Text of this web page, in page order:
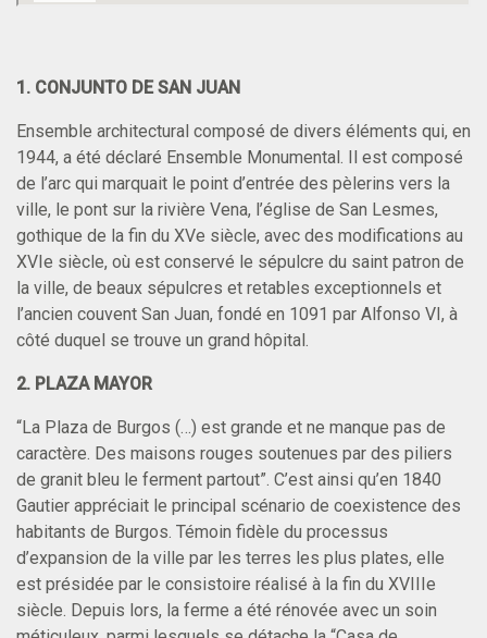
1. CONJUNTO DE SAN JUAN
Ensemble architectural composé de divers éléments qui, en
1944, a été déclaré Ensemble Monumental. Il est composé
de l’arc qui marquait le point d’entrée des pèlerins vers la
ville, le pont sur la rivière Vena, l’église de San Lesmes,
gothique de la fin du XVe siècle, avec des modifications au
XVIe siècle, où est conservé le sépulcre du saint patron de
la ville, de beaux sépulcres et retables exceptionnels et
l’ancien couvent San Juan, fondé en 1091 par Alfonso VI, à
côté duquel se trouve un grand hôpital.
2. PLAZA MAYOR
“La Plaza de Burgos (…) est grande et ne manque pas de
caractère. Des maisons rouges soutenues par des piliers
de granit bleu le ferment partout”. C’est ainsi qu’en 1840
Gautier appréciait le principal scénario de coexistence des
habitants de Burgos. Témoin fidèle du processus
d’expansion de la ville par les terres les plus plates, elle
est présidée par le consistoire réalisé à la fin du XVIIIe
siècle. Depuis lors, la ferme a été rénovée avec un soin